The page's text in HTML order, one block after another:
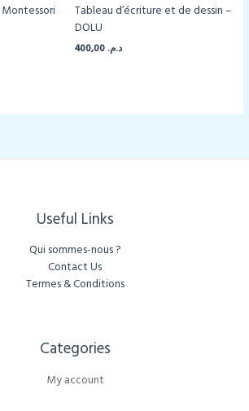
Tableau d’écriture et de dessin –
DOLU
د.م.
Useful Links
Qui sommes-nous ?
Contact Us
Termes & Conditions
Categories​
My account